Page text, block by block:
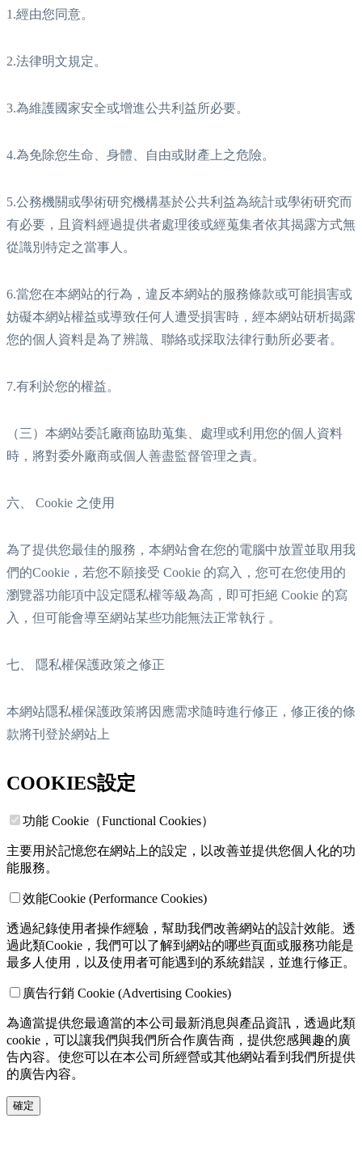
1.經由您同意。
2.法律明文規定。
3.為維護國家安全或增進公共利益所必要。
4.為免除您生命、身體、自由或財產上之危險。
5.公務機關或學術研究機構基於公共利益為統計或學術研究而
有必要，且資料經過提供者處理後或經蒐集者依其揭露方式無
從識別特定之當事人。
6.當您在本網站的行為，違反本網站的服務條款或可能損害或
妨礙本網站權益或導致任何人遭受損害時，經本網站研析揭露
您的個人資料是為了辨識、聯絡或採取法律行動所必要者。
7.有利於您的權益。
（三）本網站委託廠商協助蒐集、處理或利用您的個人資料
時，將對委外廠商或個人善盡監督管理之責。
六、 Cookie 之使用
為了提供您最佳的服務，本網站會在您的電腦中放置並取用我
們的Cookie，若您不願接受 Cookie 的寫入，您可在您使用的
瀏覽器功能項中設定隱私權等級為高，即可拒絕 Cookie 的寫
入，但可能會導至網站某些功能無法正常執行 。
七、 隱私權保護政策之修正
本網站隱私權保護政策將因應需求隨時進行修正，修正後的條
款將刊登於網站上
COOKIES設定
功能 Cookie（Functional Cookies）
主要用於記憶您在網站上的設定，以改善並提供您個人化的功
能服務。
效能Cookie (Performance Cookies)
透過紀錄使用者操作經驗，幫助我們改善網站的設計效能。透
過此類Cookie，我們可以了解到網站的哪些頁面或服務功能是
最多人使用，以及使用者可能遇到的系統錯誤，並進行修正。
廣告行銷 Cookie (Advertising Cookies)
為適當提供您最適當的本公司最新消息與產品資訊，透過此類
cookie，可以讓我們與我們所合作廣告商，提供您感興趣的廣
告內容。使您可以在本公司所經營或其他網站看到我們所提供
的廣告內容。
確定